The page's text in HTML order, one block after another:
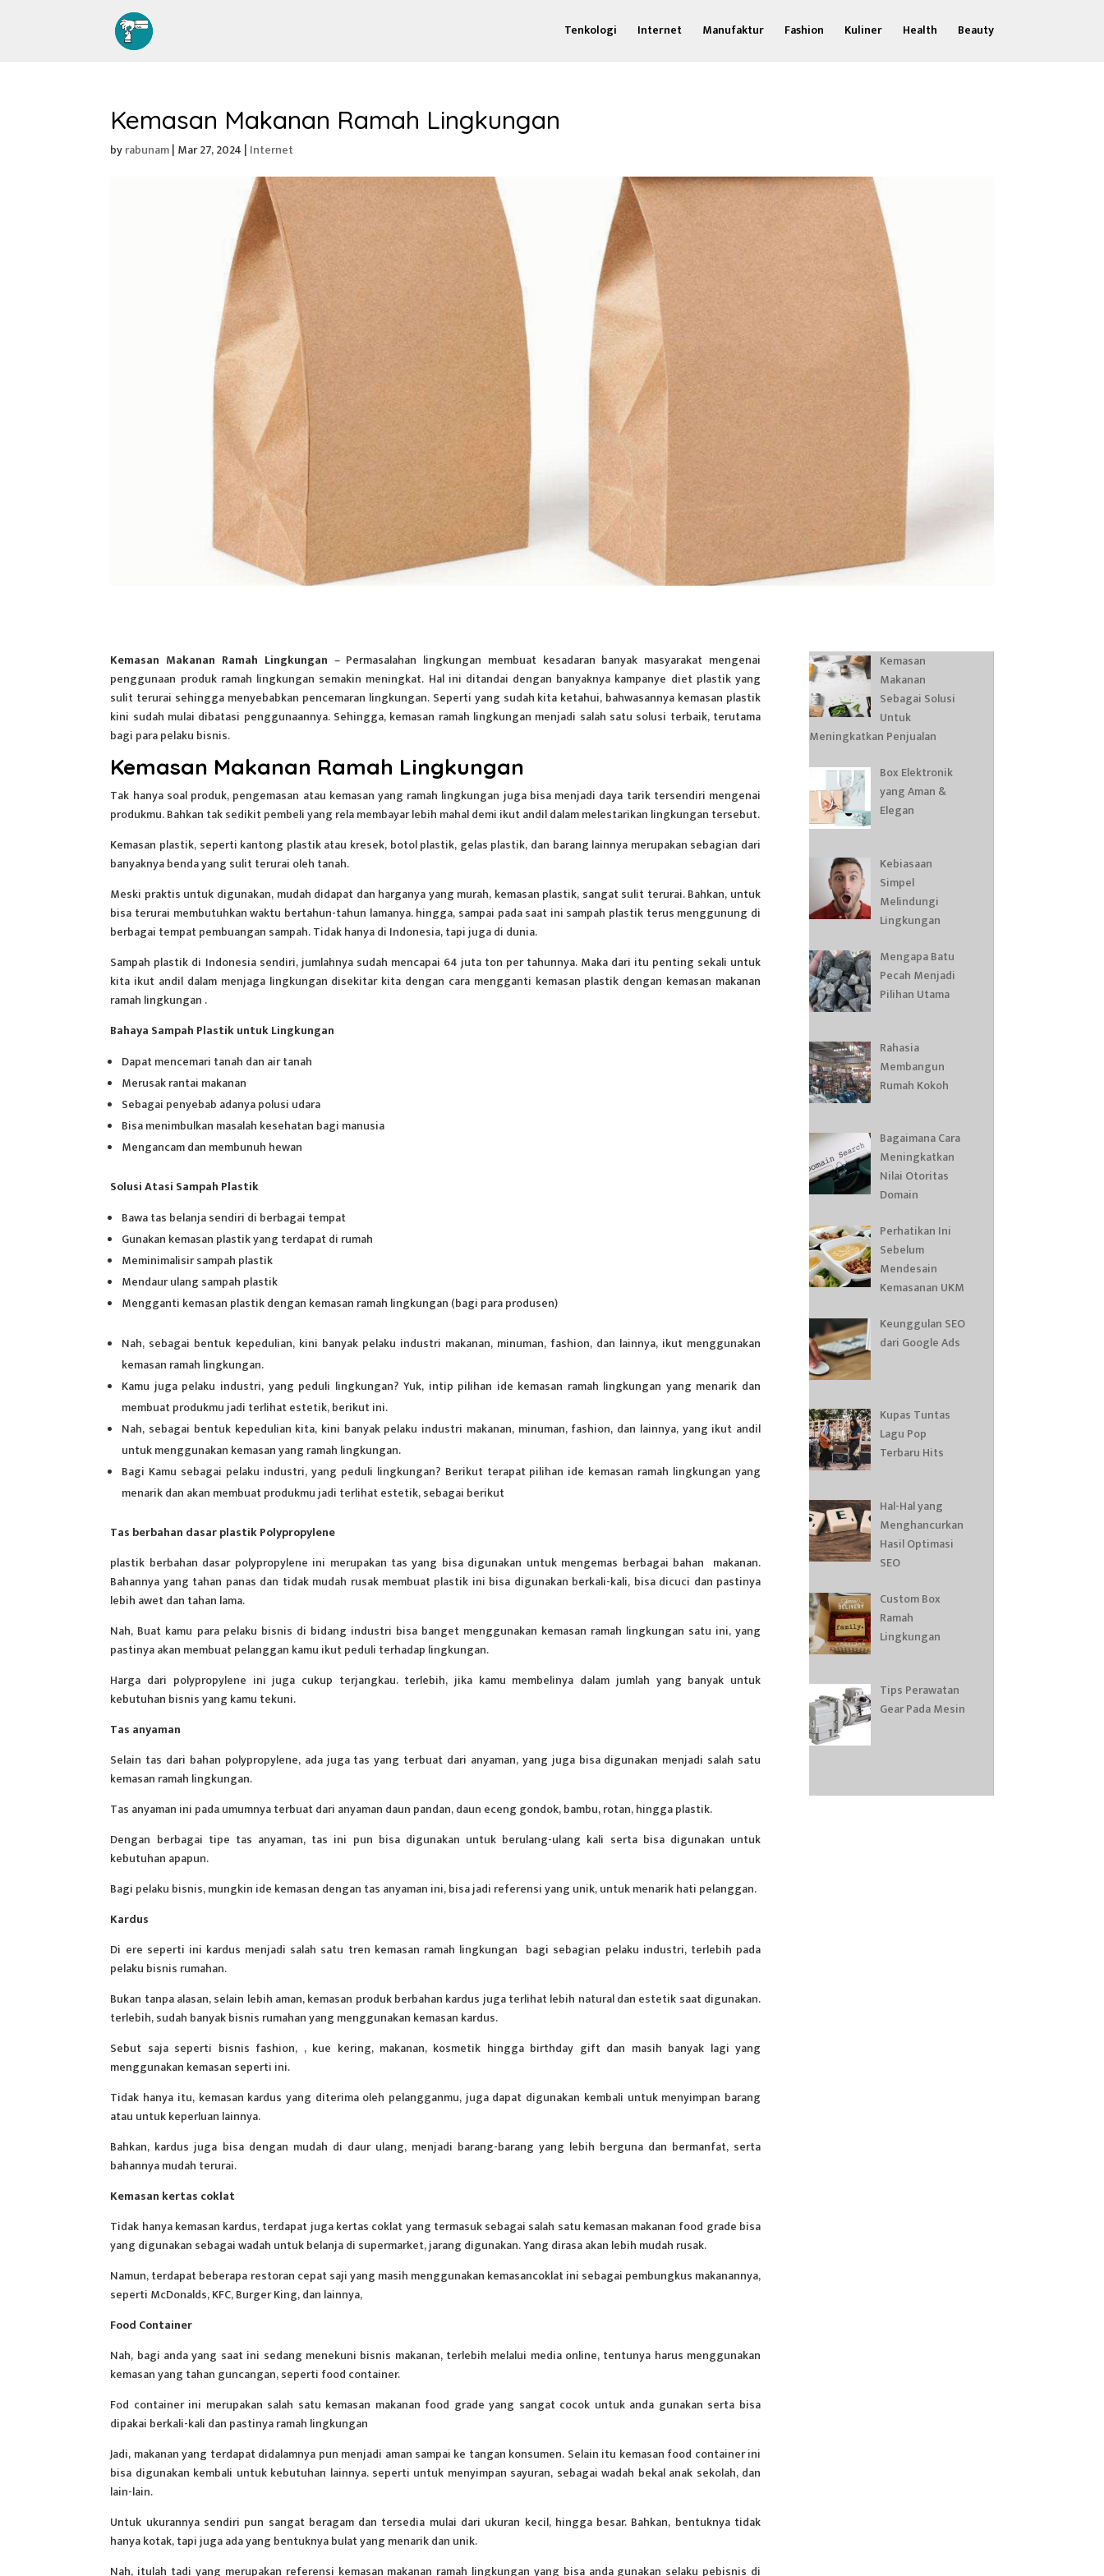
Tenkologi Internet Manufaktur Fashion Kuliner Health Beauty
Kemasan Makanan Ramah Lingkungan
byrabunam| Mar 27, 2024 | Internet
Kemasan Makanan Ramah Lingkungan – Permasalahan lingkungan membuat kesadaran banyak masyarakat mengenai
penggunaan produk ramah lingkungan semakin meningkat. Hal ini ditandai dengan banyaknya kampanye diet plastik yang
sulit terurai sehingga menyebabkan pencemaran lingkungan. Seperti yang sudah kita ketahui, bahwasannya kemasan plastik
kini sudah mulai dibatasi penggunaannya. Sehingga, kemasan ramah lingkungan menjadi salah satu solusi terbaik, terutama
bagi para pelaku bisnis.
Kemasan Makanan Ramah Lingkungan
Tak hanya soal produk, pengemasan atau kemasan yang ramah lingkungan juga bisa menjadi daya tarik tersendiri mengenai
produkmu. Bahkan tak sedikit pembeli yang rela membayar lebih mahal demi ikut andil dalam melestarikan lingkungan tersebut.
Kemasan plastik, seperti kantong plastik atau kresek, botol plastik, gelas plastik, dan barang lainnya merupakan sebagian dari
banyaknya benda yang sulit terurai oleh tanah.
Meski praktis untuk digunakan, mudah didapat dan harganya yang murah, kemasan plastik, sangat sulit terurai. Bahkan, untuk
bisa terurai membutuhkan waktu bertahun-tahun lamanya. hingga, sampai pada saat ini sampah plastik terus menggunung di
berbagai tempat pembuangan sampah. Tidak hanya di Indonesia, tapi juga di dunia.
Sampah plastik di Indonesia sendiri, jumlahnya sudah mencapai 64 juta ton per tahunnya. Maka dari itu penting sekali untuk
kita ikut andil dalam menjaga lingkungan disekitar kita dengan cara mengganti kemasan plastik dengan kemasan makanan
ramah lingkungan .
Bahaya Sampah Plastik untuk Lingkungan
Dapat mencemari tanah dan air tanah
Merusak rantai makanan
Sebagai penyebab adanya polusi udara
Bisa menimbulkan masalah kesehatan bagi manusia
Mengancam dan membunuh hewan
Solusi Atasi Sampah Plastik
Bawa tas belanja sendiri di berbagai tempat
Gunakan kemasan plastik yang terdapat di rumah
Meminimalisir sampah plastik
Mendaur ulang sampah plastik
Mengganti kemasan plastik dengan kemasan ramah lingkungan (bagi para produsen)
Nah, sebagai bentuk kepedulian, kini banyak pelaku industri makanan, minuman, fashion, dan lainnya, ikut menggunakan
kemasan ramah lingkungan.
Kamu juga pelaku industri, yang peduli lingkungan? Yuk, intip pilihan ide kemasan ramah lingkungan yang menarik dan
membuat produkmu jadi terlihat estetik, berikut ini.
Nah, sebagai bentuk kepedulian kita, kini banyak pelaku industri makanan, minuman, fashion, dan lainnya, yang ikut andil
untuk menggunakan kemasan yang ramah lingkungan.
Bagi Kamu sebagai pelaku industri, yang peduli lingkungan? Berikut terapat pilihan ide kemasan ramah lingkungan yang
menarik dan akan membuat produkmu jadi terlihat estetik, sebagai berikut
Tas berbahan dasar plastik Polypropylene
plastik berbahan dasar polypropylene ini merupakan tas yang bisa digunakan untuk mengemas berbagai bahan makanan.
Bahannya yang tahan panas dan tidak mudah rusak membuat plastik ini bisa digunakan berkali-kali, bisa dicuci dan pastinya
lebih awet dan tahan lama.
Nah, Buat kamu para pelaku bisnis di bidang industri bisa banget menggunakan kemasan ramah lingkungan satu ini, yang
pastinya akan membuat pelanggan kamu ikut peduli terhadap lingkungan.
Harga dari polypropylene ini juga cukup terjangkau. terlebih, jika kamu membelinya dalam jumlah yang banyak untuk
kebutuhan bisnis yang kamu tekuni.
Tas anyaman
Selain tas dari bahan polypropylene, ada juga tas yang terbuat dari anyaman, yang juga bisa digunakan menjadi salah satu
kemasan ramah lingkungan.
Tas anyaman ini pada umumnya terbuat dari anyaman daun pandan, daun eceng gondok, bambu, rotan, hingga plastik.
Dengan berbagai tipe tas anyaman, tas ini pun bisa digunakan untuk berulang-ulang kali serta bisa digunakan untuk
kebutuhan apapun.
Bagi pelaku bisnis, mungkin ide kemasan dengan tas anyaman ini, bisa jadi referensi yang unik, untuk menarik hati pelanggan.
Kardus
Di ere seperti ini kardus menjadi salah satu tren kemasan ramah lingkungan bagi sebagian pelaku industri, terlebih pada
pelaku bisnis rumahan.
Bukan tanpa alasan, selain lebih aman, kemasan produk berbahan kardus juga terlihat lebih natural dan estetik saat digunakan.
terlebih, sudah banyak bisnis rumahan yang menggunakan kemasan kardus.
Sebut saja seperti bisnis fashion, , kue kering, makanan, kosmetik hingga birthday gift dan masih banyak lagi yang
menggunakan kemasan seperti ini.
Tidak hanya itu, kemasan kardus yang diterima oleh pelangganmu, juga dapat digunakan kembali untuk menyimpan barang
atau untuk keperluan lainnya.
Bahkan, kardus juga bisa dengan mudah di daur ulang, menjadi barang-barang yang lebih berguna dan bermanfat, serta
bahannya mudah terurai.
Kemasan kertas coklat
Tidak hanya kemasan kardus, terdapat juga kertas coklat yang termasuk sebagai salah satu kemasan makanan food grade bisa
yang digunakan sebagai wadah untuk belanja di supermarket, jarang digunakan. Yang dirasa akan lebih mudah rusak.
Namun, terdapat beberapa restoran cepat saji yang masih menggunakan kemasancoklat ini sebagai pembungkus makanannya,
seperti McDonalds, KFC, Burger King, dan lainnya,
Food Container
Nah, bagi anda yang saat ini sedang menekuni bisnis makanan, terlebih melalui media online, tentunya harus menggunakan
kemasan yang tahan guncangan, seperti food container.
Fod container ini merupakan salah satu kemasan makanan food grade yang sangat cocok untuk anda gunakan serta bisa
dipakai berkali-kali dan pastinya ramah lingkungan
Jadi, makanan yang terdapat didalamnya pun menjadi aman sampai ke tangan konsumen. Selain itu kemasan food container ini
bisa digunakan kembali untuk kebutuhan lainnya. seperti untuk menyimpan sayuran, sebagai wadah bekal anak sekolah, dan
lain-lain.
Untuk ukurannya sendiri pun sangat beragam dan tersedia mulai dari ukuran kecil, hingga besar. Bahkan, bentuknya tidak
hanya kotak, tapi juga ada yang bentuknya bulat yang menarik dan unik.
Nah, itulah tadi yang merupakan referensi kemasan makanan ramah lingkungan yang bisa anda gunakan selaku pebisnis di
Kemasan
Makanan
Sebagai Solusi
Untuk
Meningkatkan Penjualan
Box Elektronik
yang Aman &
Elegan
Kebiasaan
Simpel
Melindungi
Lingkungan
Mengapa Batu
Pecah Menjadi
Pilihan Utama
Rahasia
Membangun
Rumah Kokoh
Bagaimana Cara
Meningkatkan
Nilai Otoritas
Domain
Perhatikan Ini
Sebelum
Mendesain
Kemasanan UKM
Keunggulan SEO
dari Google Ads
Kupas Tuntas
Lagu Pop
Terbaru Hits
Hal-Hal yang
Menghancurkan
Hasil Optimasi
SEO
Custom Box
Ramah
Lingkungan
Tips Perawatan
Gear Pada Mesin